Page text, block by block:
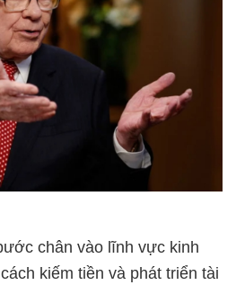
chân vào lĩnh vực kinh
kiếm tiền và phát triển tài